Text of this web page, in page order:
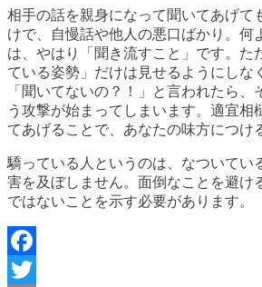
相手の話を親身になって聞いてあげて
けで、自慢話や他人の悪口ばかり。何
は、やはり「聞き流すこと」です。た
ている姿勢」だけは見せるようにしな
「聞いてないの？！」と言われたら、
う攻撃が始まってしまいます。適宜相
てあげることで、あなたの味方につけ
驕っている人というのは、なついてい
害を及ぼしません。面倒なことを避け
ではないことを示す必要があります。
Facebook